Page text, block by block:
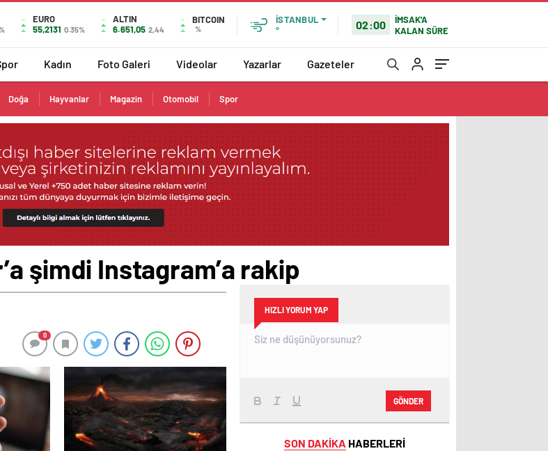
EURO
55,2131 0.35%
ALTIN
6.651,05 2,44
BITCOIN
%
İSTANBUL
°
02:00
İMSAK'A
KALAN SÜRE
Kadın Foto Galeri Videolar Yazarlar Gazeteler
Doğa Hayvanlar Magazin Otomobil Spor
şimdi Instagram’a rakip
0
HIZLI YORUM YAP
GÖNDER
SON DAKİKA HABERLERİ